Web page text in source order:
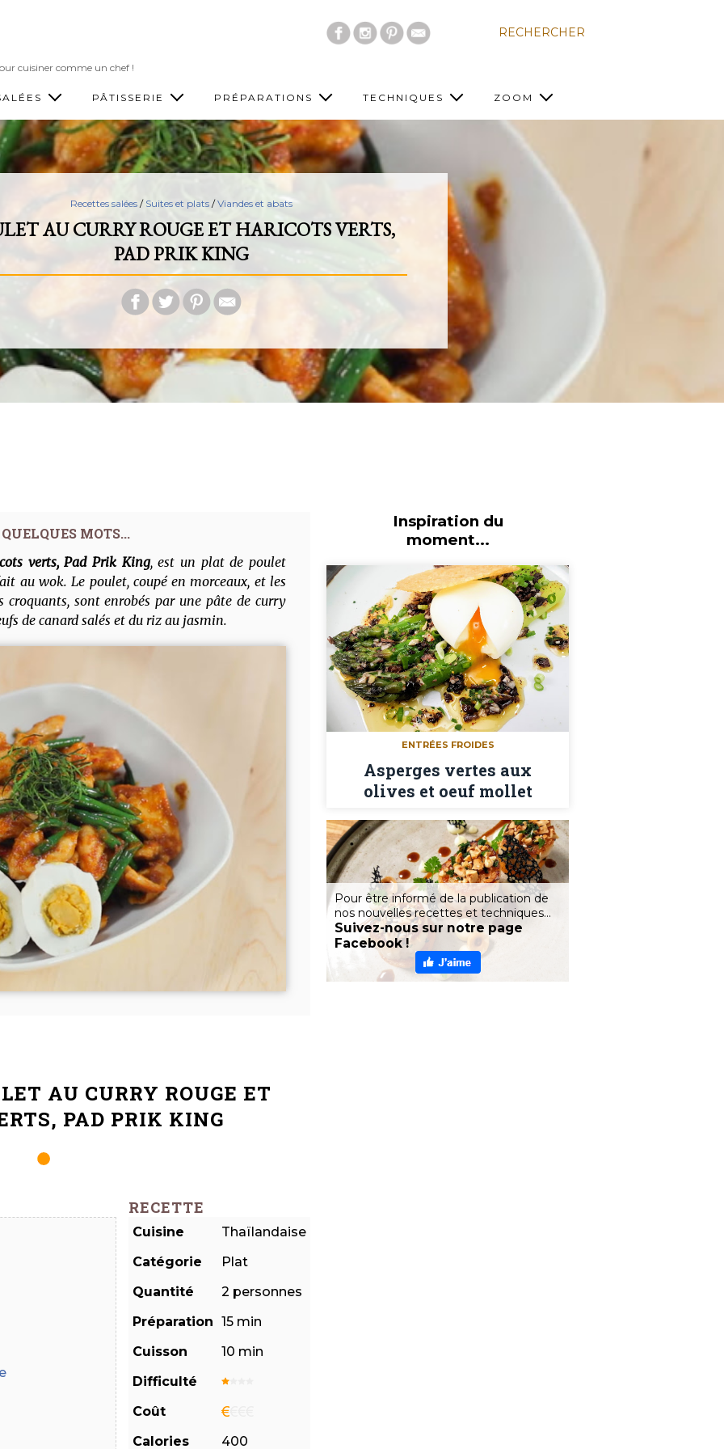
RECHERCHER
cuisiner comme un chef !
PÂTISSERIE PRÉPARATIONS TECHNIQUES ZOOM
Recettes salées/ Suites et plats/Viandes et abats
AU CURRY ROUGE ET HARICOTS VERTS,
PAD PRIK KING
verts, Pad Prik King, est un plat de poulet
au wok. Le poulet, coupé en morceaux, et les
croquants, sont enrobés par une pâte de curry
de canard salés et du riz au jasmin.
AU CURRY ROUGE ET
PAD PRIK KING
RECETTE
Cuisine
Thaïlandaise
Catégorie
Plat
Quantité
2 personnes
Préparation 15 min
Cuisson
10 min
Difficulté
Coût
Calories
400
Inspiration du
moment...
ENTRÉES FROIDES
Asperges vertes aux
olives et oeuf mollet
Pour être informé de la publication de
nos nouvelles recettes et techniques...
Suivez-nous sur notre page
Facebook !